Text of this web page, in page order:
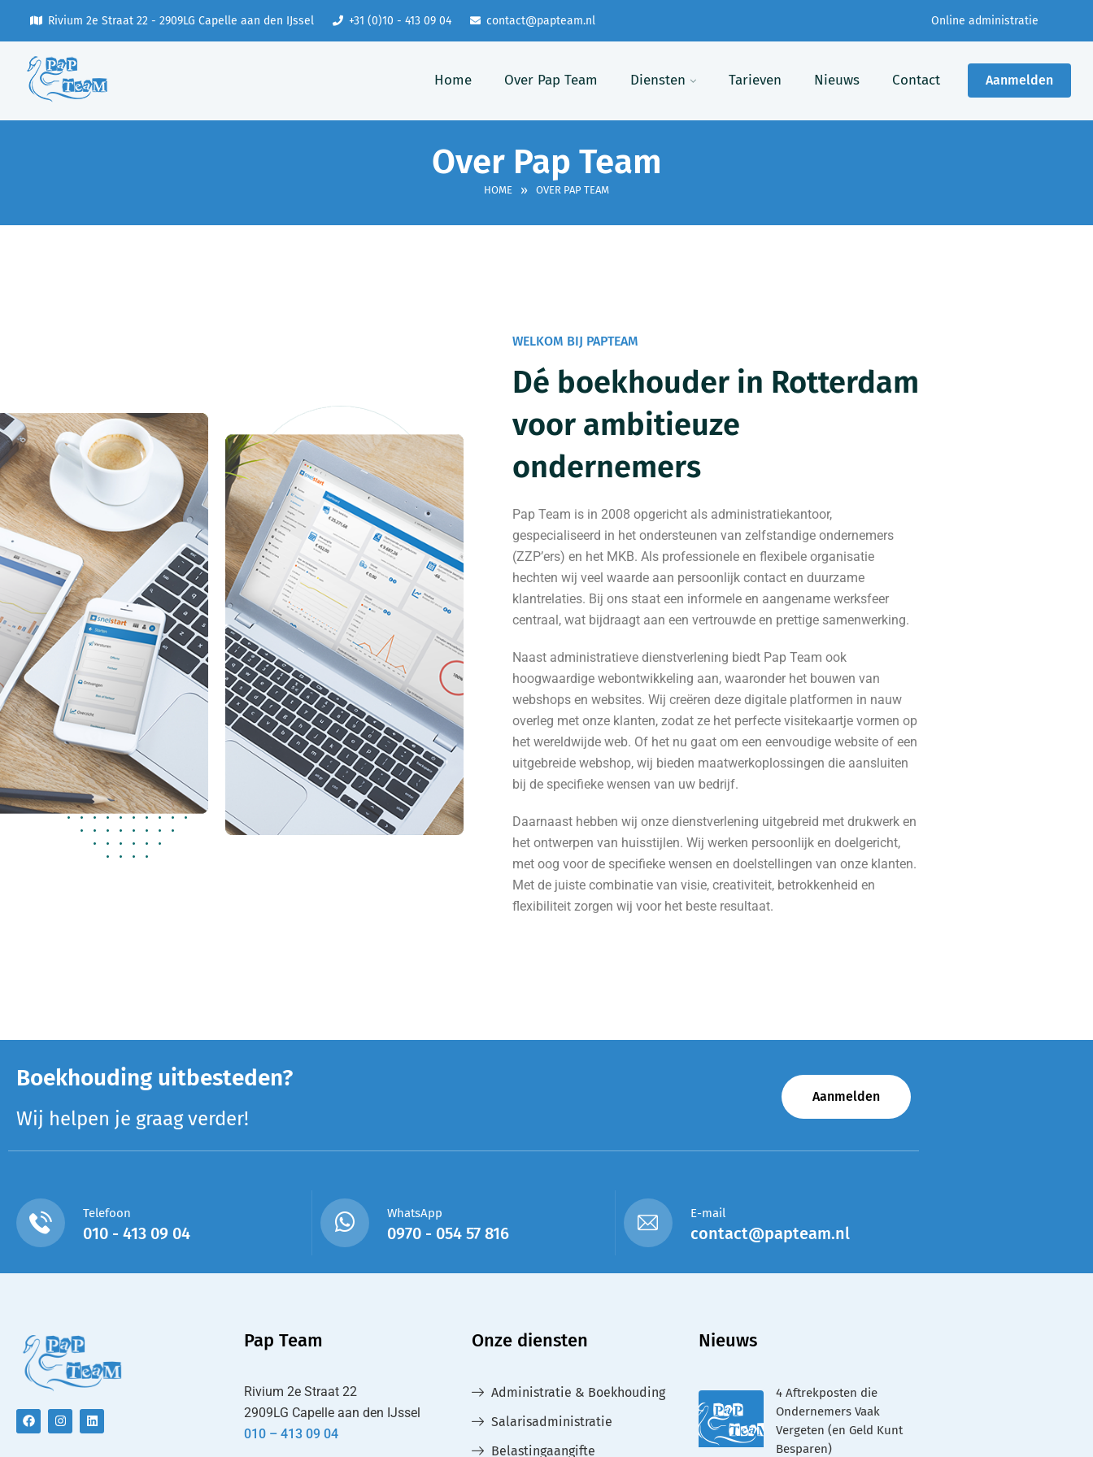
Rivium 2e Straat 22 - 2909LG Capelle aan den IJssel +31 (0)10 - 413 09 04 contact@papteam.nl Online administratie
Home Over Pap Team Diensten Tarieven Nieuws Contact Aanmelden
Over Pap Team
HOME » OVER PAP TEAM
WELKOM BIJ PAPTEAM
Dé boekhouder in Rotterdam
voor ambitieuze
ondernemers
Pap Team is in 2008 opgericht als administratiekantoor,
gespecialiseerd in het ondersteunen van zelfstandige ondernemers
(ZZP’ers) en het MKB. Als professionele en flexibele organisatie
hechten wij veel waarde aan persoonlijk contact en duurzame
klantrelaties. Bij ons staat een informele en aangename werksfeer
centraal, wat bijdraagt aan een vertrouwde en prettige samenwerking.
Naast administratieve dienstverlening biedt Pap Team ook
hoogwaardige webontwikkeling aan, waaronder het bouwen van
webshops en websites. Wij creëren deze digitale platformen in nauw
overleg met onze klanten, zodat ze het perfecte visitekaartje vormen op
het wereldwijde web. Of het nu gaat om een eenvoudige website of een
uitgebreide webshop, wij bieden maatwerkoplossingen die aansluiten
bij de specifieke wensen van uw bedrijf.
Daarnaast hebben wij onze dienstverlening uitgebreid met drukwerk en
het ontwerpen van huisstijlen. Wij werken persoonlijk en doelgericht,
met oog voor de specifieke wensen en doelstellingen van onze klanten.
Met de juiste combinatie van visie, creativiteit, betrokkenheid en
flexibiliteit zorgen wij voor het beste resultaat.
Boekhouding uitbesteden?
Wij helpen je graag verder!
Aanmelden
Telefoon
010 - 413 09 04
WhatsApp
0970 - 054 57 816
E-mail
contact@papteam.nl
Pap Team
Rivium 2e Straat 22
2909LG Capelle aan den IJssel
010 – 413 09 04
Onze diensten
Administratie & Boekhouding
Salarisadministratie
Belastingaangifte
Nieuws
4 Aftrekposten die
Ondernemers Vaak
Vergeten (en Geld Kunt
Besparen)